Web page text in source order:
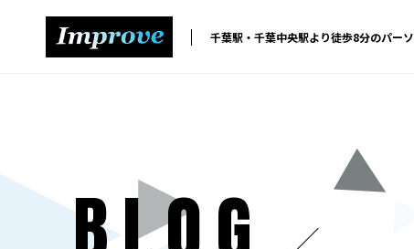
千葉駅・千葉中央駅より徒歩8分のパー